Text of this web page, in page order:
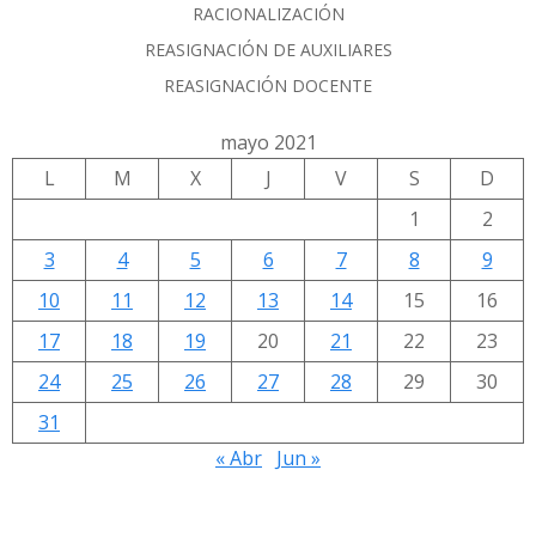
RACIONALIZACIÓN
REASIGNACIÓN DE AUXILIARES
REASIGNACIÓN DOCENTE
mayo 2021
L
M X J V S
D
1
2
3
4 5 6 7 8
9
10
11 12 13 14 15
16
17
18 19 20 21 22
23
24
25 26 27 28 29
30
31
« Abr Jun »